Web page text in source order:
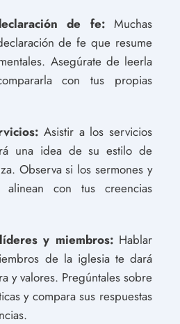
de fe:Muchas
de fe que resume
Asegúrate de leerla
con tus propias
Asistir a los servicios
una idea de su estilo de
Observa si los sermones y
alinean con tus creencias
y miembros:Hablar
de la iglesia te dará
y valores. Pregúntales sobre
y compara sus respuestas